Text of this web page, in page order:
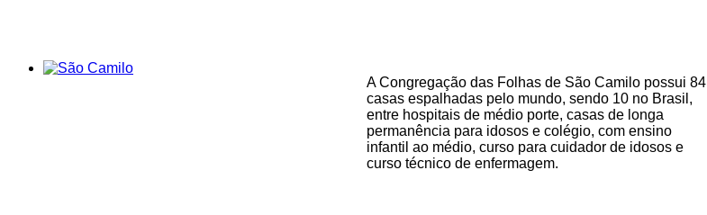
A Congregação das Folhas de São Camilo possui 84
casas espalhadas pelo mundo, sendo 10 no Brasil,
entre hospitais de médio porte, casas de longa
permanência para idosos e colégio, com ensino
infantil ao médio, curso para cuidador de idosos e
curso técnico de enfermagem.